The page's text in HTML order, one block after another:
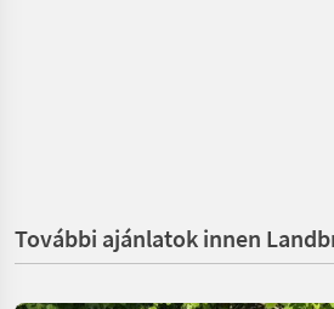
További ajánlatok innen